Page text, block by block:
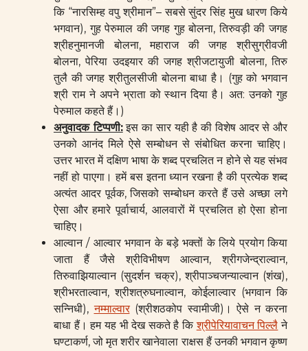
कि “नारसिम्ह वपु श्रीमान”– सबसे सुंदर सिंह मुख धारण किये
भगवान), गुह पेरुमाल की जगह गुह बोलना, तिरुवड़ी की जगह
श्रीहनुमानजी बोलना, महाराज की जगह श्रीसुग्रीवजी
बोलना, पेरिया उदइयार की जगह श्रीजटायुजी बोलना, तिरु
तुलै की जगह श्रीतुलसीजी बोलना बाधा है। (गुह को भगवान
श्री राम ने अपने भ्राता को स्थान दिया है। अत: उनको गुह
पेरुमाल कहते हैं।)
अनुवादक टिप्पणी:इस का सार यही है की विशेष आदर से और
उनको आनंद मिले ऐसे सम्बोधन से संबोधित करना चाहिए।
उत्तर भारत में दक्षिण भाषा के शब्द प्रचलित न होने से यह संभव
नहीं हो पाएगा। हमें बस इतना ध्यान रखना है की प्रत्येक शब्द
अत्यंत आदर पूर्वक, जिसको सम्बोधन करते हैं उसे अच्छा लगे
ऐसा और हमारे पूर्वाचार्य, आलवारों में प्रचलित हो ऐसा होना
चाहिए।
आल्वान / आल्वार भगवान के बड़े भक्तों के लिये प्रयोग किया
जाता हैं जैसे श्रीविभीषण आल्वान, श्रीगजेन्द्राल्वान,
तिरुवाझियाल्वान (सुदर्शन चक्र), श्रीपाञ्चजन्याल्वान (शंख),
श्रीभरताल्वान, श्रीशत्रुघनाल्वान, कोईलाल्वार (भगवान कि
सन्निधी),नम्माल्वार(श्रीशठकोप स्वामीजी)। ऐसे न करना
बाधा हैं। हम यह भी देख सकते है किश्रीपेरियावाचन पिल्लै ने
घण्टाकर्ण, जो मृत शरीर खानेवाला राक्षस हैं उनकी भगवान कृष्ण